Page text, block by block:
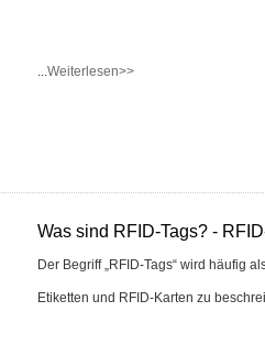
...Weiterlesen>>
Was sind RFID-Tags? -
Der Begriff „RFID-Tags“ wird häufig
Etiketten und RFID-Karten zu